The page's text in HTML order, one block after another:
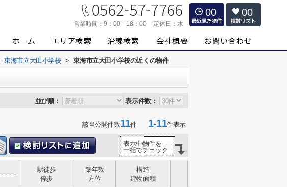
営業時間： 9：00－18：00 定休日： 水
00 00
東海市立大田小学校 > 東海市立大田小学校の近くの物件
並び順： 表示件数：
該当公開件数11件1-11件表示
表示中物件を
一括でチェック
駅徒歩
停歩
築年数
方位
構造
建物面積